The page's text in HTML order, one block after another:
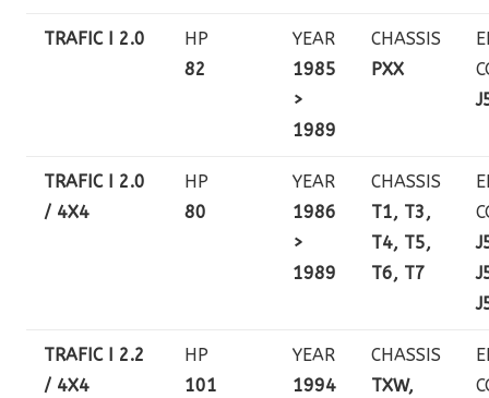
TRAFIC I 2.0
HP
82
YEAR
1985
>
1989
CHASSIS
PXX
TRAFIC I 2.0
/ 4X4
HP
80
YEAR
1986
>
1989
CHASSIS
T1, T3,
T4, T5,
T6, T7
TRAFIC I 2.2
/ 4X4
HP
101
YEAR
1994
CHASSIS
TXW,